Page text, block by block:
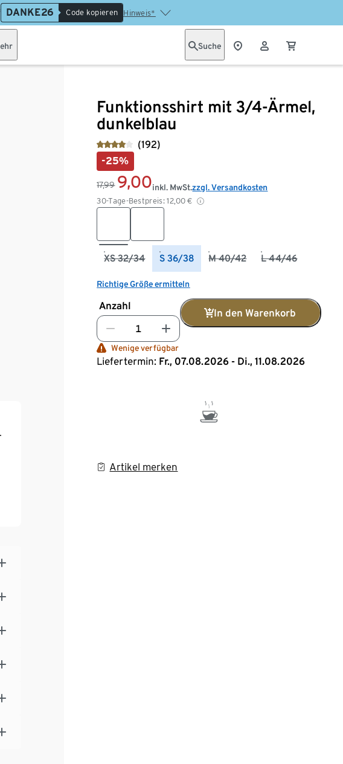
DANKE26 Code kopieren Hinweis*
Suche
Funktionsshirt mit 3/4-Ärmel,
dunkelblau
(192)
-25%
17,99 9,00
30-Tage-Bestpreis: 12,00 €
inkl. MwSt.zzgl. Versandkosten
XS 32/34 S 36/38 M 40/42 L 44/46
Richtige Größe ermitteln
Anzahl
In den Warenkorb
Wenige verfügbar
Liefertermin: Fr., 07.08.2026 - Di., 11.08.2026
Artikel merken